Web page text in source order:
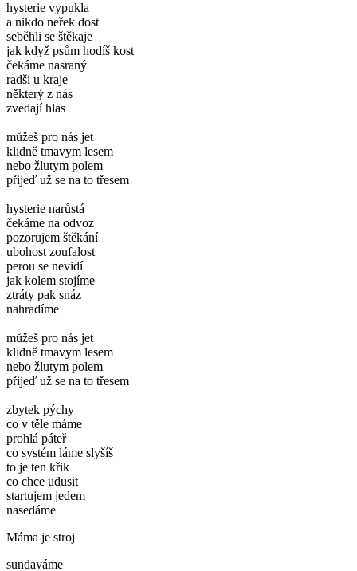
hysterie vypukla
a nikdo neřek dost
seběhli se štěkaje
jak když psům hodíš kost
čekáme nasraný
radši u kraje
některý z nás
zvedají hlas
můžeš pro nás jet
klidně tmavym lesem
nebo žlutym polem
přijeď už se na to třesem
hysterie narůstá
čekáme na odvoz
pozorujem štěkání
ubohost zoufalost
perou se nevidí
jak kolem stojíme
ztráty pak snáz
nahradíme
můžeš pro nás jet
klidně tmavym lesem
nebo žlutym polem
přijeď už se na to třesem
zbytek pýchy
co v těle máme
prohlá páteř
co systém láme slyšíš
to je ten křik
co chce udusit
startujem jedem
nasedáme
Máma je stroj
sundaváme